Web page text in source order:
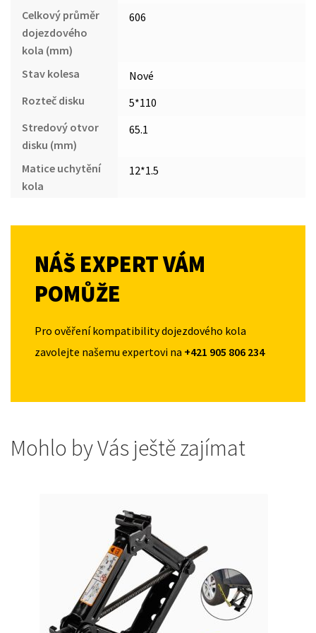
Celkový průměr
dojezdového
kola (mm)
606
Stav kolesa
Nové
Rozteč disku
5*110
Stredový otvor
disku (mm)
65.1
Matice uchytění
kola
12*1.5
NÁŠ EXPERT VÁM
POMŮŽE
Pro ověření kompatibility dojezdového kola
zavolejte našemu expertovi na +421 905 806 234
Mohlo by Vás ještě zajímat